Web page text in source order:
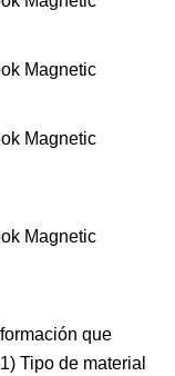
que
Tipo de material